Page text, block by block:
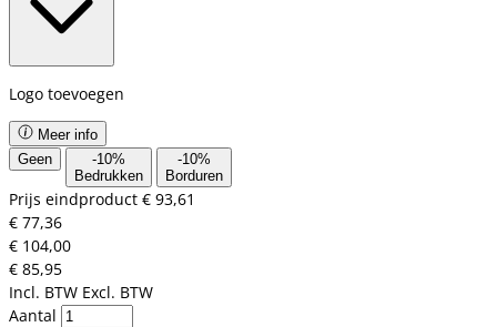
Logo toevoegen
Meer info
Geen
-10%
Bedrukken
-10%
Borduren
Prijs eindproduct € 93,61
€ 77,36
€ 104,00
€ 85,95
Incl. BTW Excl. BTW
Aantal